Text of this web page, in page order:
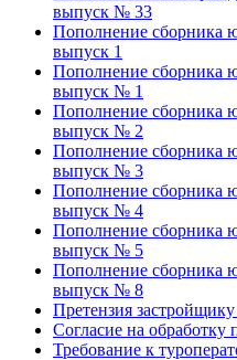
выпуск № 33
Пополнение сборника
выпуск 1
Пополнение сборника
выпуск № 1
Пополнение сборника
выпуск № 2
Пополнение сборника
выпуск № 3
Пополнение сборника
выпуск № 4
Пополнение сборника
выпуск № 5
Пополнение сборника
выпуск № 8
Претензия
Согласие на
Требование к